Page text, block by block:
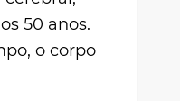
50 anos.
o corpo